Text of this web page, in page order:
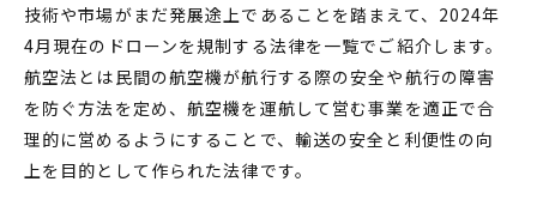
技術や市場がまだ発展途上であることを踏まえて、2024年
4月現在の ドローンを規制する法律を一覧でご紹介します。
航空法とは民間の航空機が航行する際の安全や航行の障害
を防ぐ方法を定め、航空機を運航して営む事業を適正で合
理的に営めるようにすることで、輸送の安全と利便性の向
上を目的として作られた法律です。